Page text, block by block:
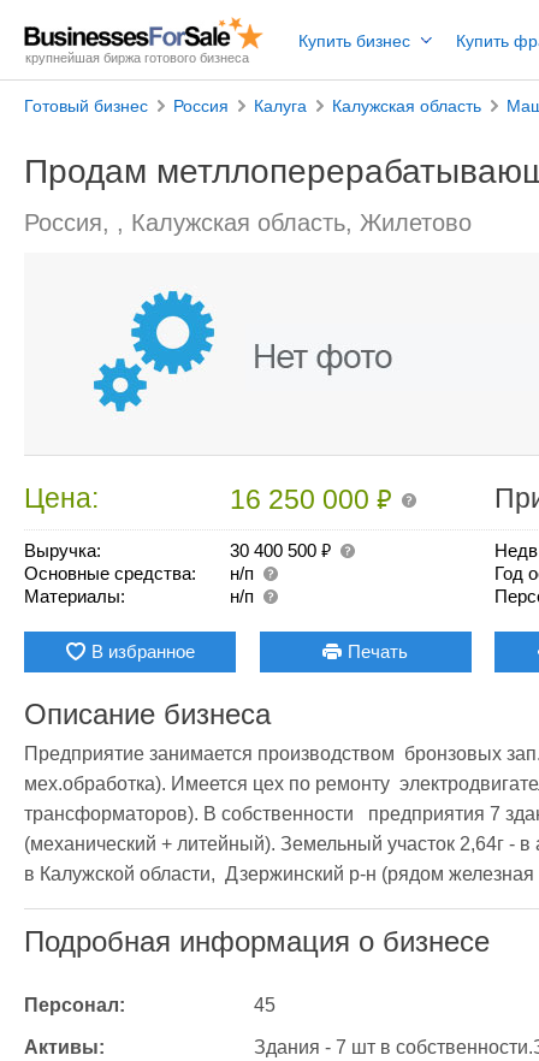
крупнейшая биржа готового бизнеса
Купить бизнес Купить
Готовый бизнес Россия Калуга Калужская область
Продам
Россия, , Калужская область, Жилетово
Цена: 16 250 000₽
Выручка: 30 400 500₽
Основные средства:
н/п
Материалы:
н/п
Год
В избранное Печать
Описание бизнеса
Предприятие занимается производством  бронзовых
мех.обработка). Имеется цех по ремонту
трансформаторов). В собственности   предприятия 7
(механический + литейный). Земельный участок 2,64г -
в Калужской области,  Дзержинский р-н (рядом
Подробная информация о бизнесе
Персонал: 45
Активы:
Здания - 7 шт в